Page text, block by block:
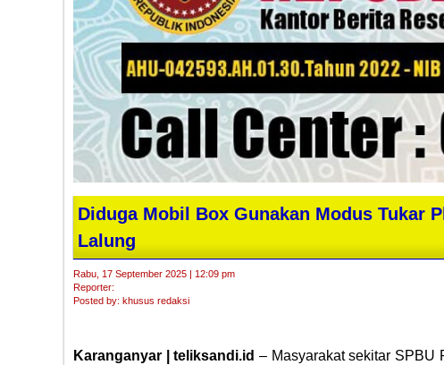
Diduga Mobil Box Gunakan Modus Tukar
Lalung
Rabu, 17 September 2025 | 12:09 pm
Reporter:
Posted by: khusus redaksi
Karanganyar | teliksandi.id – Masyarakat sekitar SPBU